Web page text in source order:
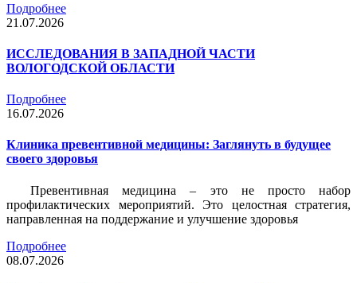
Подробнее
21.07.2026
ИССЛЕДОВАНИЯ В ЗАПАДНОЙ ЧАСТИ
ВОЛОГОДСКОЙ ОБЛАСТИ
Подробнее
16.07.2026
Клиника превентивной медицины: Заглянуть в будущее
своего здоровья
Превентивная медицина – это не просто набор
профилактических мероприятий. Это целостная стратегия,
направленная на поддержание и улучшение здоровья
Подробнее
08.07.2026